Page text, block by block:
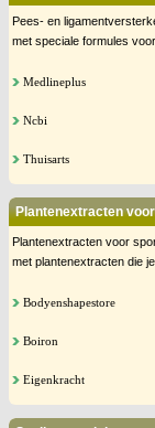
Pees- en
met speciale formules
Medlineplus
Ncbi
Thuisarts
Plantenextracten
Plantenextracten voor
met plantenextracten die
Bodyenshapestore
Boiron
Eigenkracht